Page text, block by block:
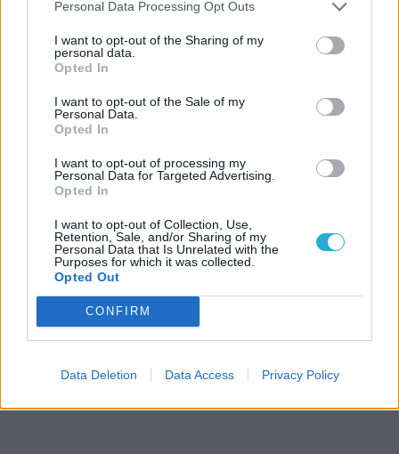
Personal Data Processing Opt Outs
I want to opt-out of the Sharing of my
personal data.
Opted In
I want to opt-out of the Sale of my
Personal Data.
Opted In
I want to opt-out of processing my
Personal Data for Targeted Advertising.
Opted In
I want to opt-out of Collection, Use,
Retention, Sale, and/or Sharing of my
Personal Data that Is Unrelated with the
Purposes for which it was collected.
Opted Out
CONFIRM
Data Deletion Data Access Privacy Policy